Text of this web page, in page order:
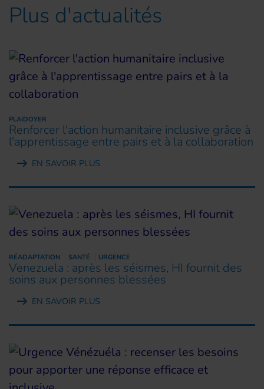
Plus d'actualités
PLAIDOYER
Renforcer l'action humanitaire inclusive grâce à
l'apprentissage entre pairs et à la collaboration
EN SAVOIR PLUS
RÉADAPTATION SANTÉ URGENCE
Venezuela : après les séismes, HI fournit des
soins aux personnes blessées
EN SAVOIR PLUS